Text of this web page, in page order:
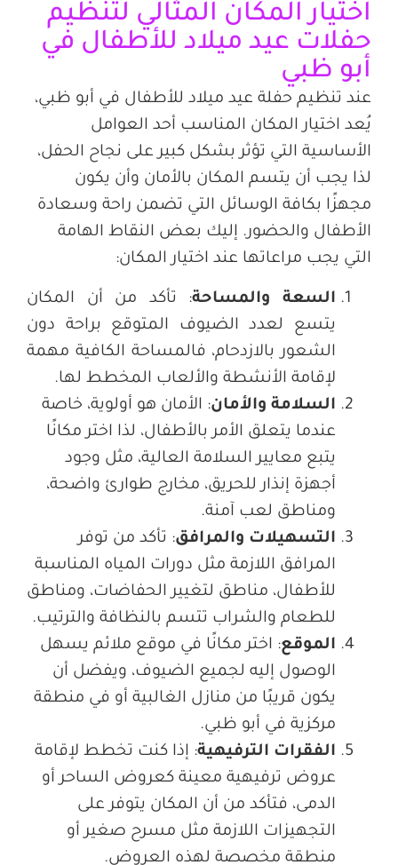
اختيار المكان المثالي لتنظيم
حفلات عيد ميلاد للأطفال في
أبو ظبي
عند تنظيم حفلة عيد ميلاد للأطفال في أبو ظبي،
يُعد اختيار المكان المناسب أحد العوامل
الأساسية التي تؤثر بشكل كبير على نجاح الحفل،
لذا يجب أن يتسم المكان بالأمان وأن يكون
مجهزًا بكافة الوسائل التي تضمن راحة وسعادة
الأطفال والحضور. إليك بعض النقاط الهامة
التي يجب مراعاتها عند اختيار المكان:
السعة والمساحة: تأكد من أن المكان
يتسع لعدد الضيوف المتوقع براحة دون
الشعور بالازدحام، فالمساحة الكافية مهمة
لإقامة الأنشطة والألعاب المخطط لها.
السلامة والأمان: الأمان هو أولوية، خاصة
عندما يتعلق الأمر بالأطفال، لذا اختر مكانًا
يتبع معايير السلامة العالية، مثل وجود
أجهزة إنذار للحريق، مخارج طوارئ واضحة،
ومناطق لعب آمنة.
التسهيلات والمرافق: تأكد من توفر
المرافق اللازمة مثل دورات المياه المناسبة
للأطفال، مناطق لتغيير الحفاضات، ومناطق
للطعام والشراب تتسم بالنظافة والترتيب.
الموقع: اختر مكانًا في موقع ملائم يسهل
الوصول إليه لجميع الضيوف، ويفضل أن
يكون قريبًا من منازل الغالبية أو في منطقة
مركزية في أبو ظبي.
الفقرات الترفيهية: إذا كنت تخطط لإقامة
عروض ترفيهية معينة كعروض الساحر أو
الدمى، فتأكد من أن المكان يتوفر على
التجهيزات اللازمة مثل مسرح صغير أو
منطقة مخصصة لهذه العروض.